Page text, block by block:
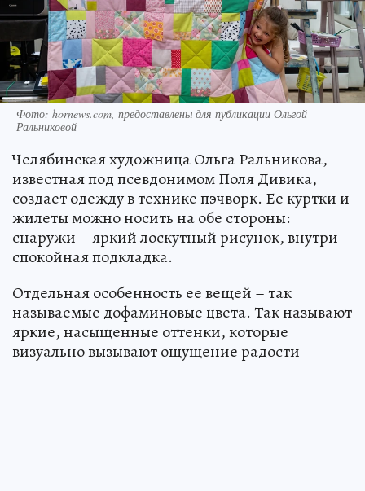
Фото: hornews.com, предоставлены для публикации Ольгой
Ральниковой
Челябинская художница Ольга Ральникова,
известная под псевдонимом Поля Дивика,
создает одежду в технике пэчворк. Ее куртки и
жилеты можно носить на обе стороны:
снаружи – яркий лоскутный рисунок, внутри –
спокойная подкладка.
Отдельная особенность ее вещей – так
называемые дофаминовые цвета. Так называют
яркие, насыщенные оттенки, которые
визуально вызывают ощущение радости